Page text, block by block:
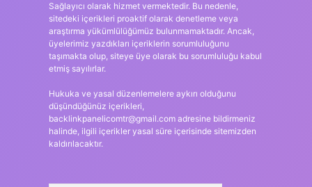
Sağlayıcı olarak hizmet vermektedir. Bu nedenle,
sitedeki içerikleri proaktif olarak denetleme veya
araştırma yükümlülüğümüz bulunmamaktadır. Ancak,
üyelerimiz yazdıkları içeriklerin sorumluluğunu
taşımakta olup, siteye üye olarak bu sorumluluğu kabul
etmiş sayılırlar.
Hukuka ve yasal düzenlemelere aykırı olduğunu
düşündüğünüz içerikleri,
backlinkpanelicomtr@gmail.comadresine bildirmeniz
halinde, ilgili içerikler yasal süre içerisinde sitemizden
kaldırılacaktır.